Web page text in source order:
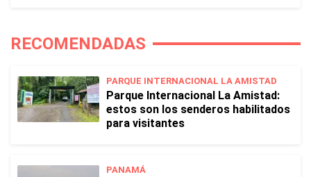
RECOMENDADAS
PARQUE INTERNACIONAL LA AMISTAD
Parque Internacional La Amistad:
estos son los senderos habilitados
para visitantes
PANAMÁ